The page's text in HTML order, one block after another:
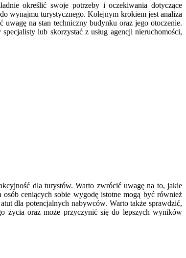
określić swoje potrzeby i oczekiwania dotyczące
wynajmu turystycznego. Kolejnym krokiem jest analiza
na stan techniczny budynku oraz jego otoczenie.
lub skorzystać z usług agencji nieruchomości,
dla turystów. Warto zwrócić uwagę na to, jakie
ceniących sobie wygodę istotne mogą być również
dla potencjalnych nabywców. Warto także sprawdzić,
życia oraz może przyczynić się do lepszych wyników